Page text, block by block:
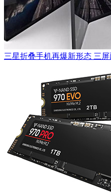
三星折叠手机再爆新形态 三